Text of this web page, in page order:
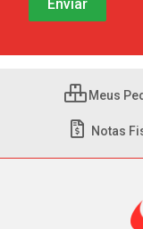
Meus
Notas